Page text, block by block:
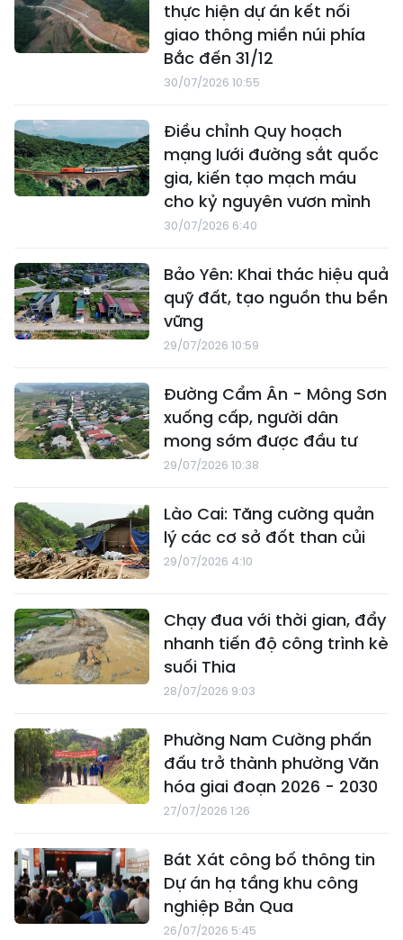
thực hiện dự án kết nối
giao thông miền núi phía
Bắc đến 31/12
30/07/2026 10:55
Điều chỉnh Quy hoạch
mạng lưới đường sắt quốc
gia, kiến tạo mạch máu
cho kỷ nguyên vươn mình
30/07/2026 6:40
Bảo Yên: Khai thác hiệu quả
quỹ đất, tạo nguồn thu bền
vững
29/07/2026 10:59
Đường Cẩm Ân - Mông Sơn
xuống cấp, người dân
mong sớm được đầu tư
29/07/2026 10:38
Lào Cai: Tăng cường quản
lý các cơ sở đốt than củi
29/07/2026 4:10
Chạy đua với thời gian, đẩy
nhanh tiến độ công trình kè
suối Thia
28/07/2026 9:03
Phường Nam Cường phấn
đấu trở thành phường Văn
hóa giai đoạn 2026 - 2030
27/07/2026 1:26
Bát Xát công bố thông tin
Dự án hạ tầng khu công
nghiệp Bản Qua
26/07/2026 5:45